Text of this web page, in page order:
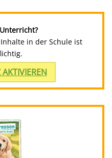
in der Schule ist